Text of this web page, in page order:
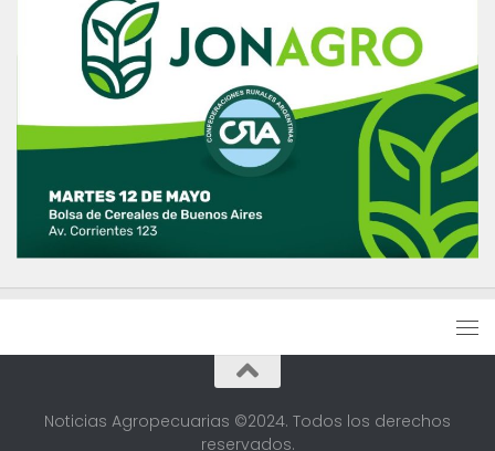
Noticias Agropecuarias ©2024. Todos los derechos
reservados.